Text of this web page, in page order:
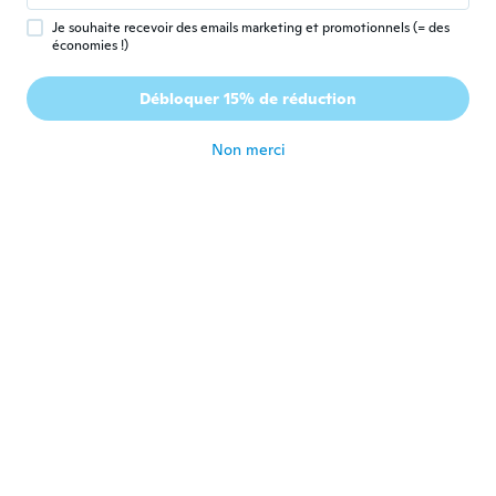
Nathon
Inscrit depuis 2019 · 3 avis
Je souhaite recevoir des emails marketing et promotionnels (= des
économies !)
Débloquer 15% de réduction
Non merci